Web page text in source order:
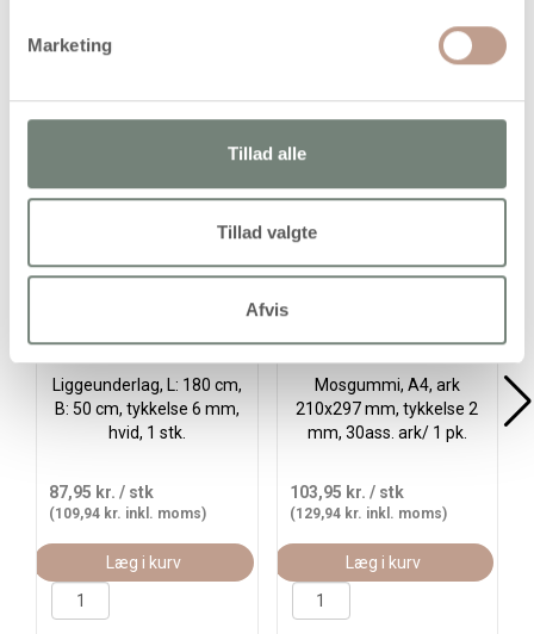
Marketing
Tillad alle
Tillad valgte
Afvis
Liggeunderlag, L: 180 cm,
B: 50 cm, tykkelse 6 mm,
hvid, 1 stk.
87,95 kr. / stk
(109,94 kr. inkl. moms)
Læg i kurv
Køb mere og spar
Mosgummi, A4, ark
210x297 mm, tykkelse 2
mm, 30ass. ark/ 1 pk.
103,95 kr. / stk
(129,94 kr. inkl. moms)
Læg i kurv